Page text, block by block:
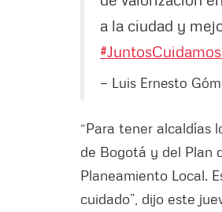
a la ciudad y
— Luis Ernesto
“Para tener alcaldías
de Bogotá y del Plan
Planeamiento Local.
cuidado”, dijo este